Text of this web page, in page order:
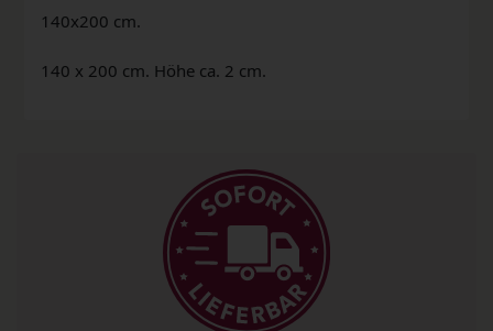
140x200 cm.
140 x 200 cm. Höhe ca. 2 cm.